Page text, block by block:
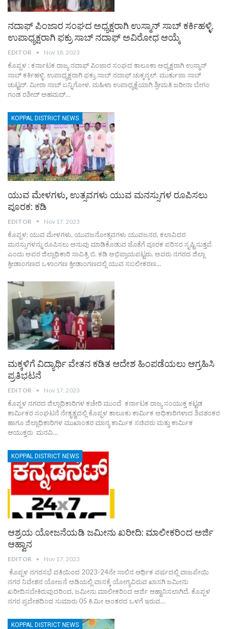
ನದಾಫ್ ಪಿಂಜಾರ ಸಂಘದ ಅಧ್ಯಕ್ಷರಾಗಿ ಉಸ್ಮಾನ್ ಸಾಬ್ ಕರ್ಕಿಹಳ್ಳಿ.
ಉಪಾಧ್ಯಕ್ಷರಾಗಿ ಫಕ್ರು ಸಾಬ್ ನದಾಫ್ ಅವಿರೋಧ ಆಯ್ಕೆ
EDITOR Nov 18, 2023
ಕೊಪ್ಪಳ : ಕರ್ನಾಟಕ ರಾಜ್ಯ ನದಾಫ್ ಪಿಂಜಾರ ಸಂಘದ ತಾಲೂಕಾ ಅಧ್ಯಕ್ಷರಾಗಿ ಉಸ್ಮಾನ್
ಸಾಬ್ ಕರ್ಕಿಹಳ್ಳಿ. ಉಪಾಧ್ಯಕ್ಷರಾಗಿ ಫಕ್ರು ಸಾಬ್ ನದಾಫ್ ಚುಕ್ಕನ್ಕಲ್. ಮುರ್ತುಜಾ ಸಾಬ್
ಚುಟ್ಟದ್. ಮೀರಾ ಸಾಬ್ ಬನ್ನಿಗೋಳ. ಮಹಿಳಾ ಉಪಾಧ್ಯಕ್ಷೆಯಾಗಿ ಶ್ರೀಮತಿ ಜರೀನಾ ಬೇಗಂ
ಗಂಡ ರಶೀದ್ ಅಹಮದ್…
KOPPAL DISTRICT NEWS
ಯುವ ಮೇಳಗಳು, ಉತ್ಸವಗಳು ಯುವ ಮನಸ್ಸುಗಳ ರೂಪಿಸಲು
ಪೂರಕ: ಕಡಿ
EDITOR Nov 17, 2023
ಕೊಪ್ಪಳ: ಯುವ ಮೇಳಗಳು, ಯುವಜನೋತ್ಸವಗಳು ಯುವಜನರ, ಕಲಾವಿದರ
ಮನಸ್ಸುಗಳನ್ನು ರೂಪಿಸಲು ಅನುವು ಮಾಡಿಕೊಡುವ ಜೊತೆಗೆ ಪೂರಕ ಪರಿಸರ ಸೃಷ್ಟಿಸುತ್ತವೆ
ಎಂದು ಅಪರ ಜಿಲ್ಲಾಧಿಕಾರಿ ಸಾವಿತ್ರಿ ಬಿ. ಕಡಿ ಅಭಿಪ್ರಾಯಪಟ್ಟರು. ಅವರು ನಗರದ ಜಿಲ್ಲಾ
ಕ್ರೀಡಾಂಗಣದ ಒಳಾಂಗಣ ಕ್ರೀಡಾಂಗಣದಲ್ಲಿ ಯುವ ಸಬಲೀಕರಣ…
ಮಕ್ಕಳಿಗೆ ವಿದ್ಯಾರ್ಥಿ ವೇತನ ಕಡಿತ ಆದೇಶ ಹಿಂಪಡೆಯಲು ಆಗ್ರಹಿಸಿ
ಪ್ರತಿಭಟನೆ
EDITOR Nov 17, 2023
ಕೊಪ್ಪಳ ನಗರದ ಜಿಲ್ಲಾಧಿಕಾರಿಗಳ ಕಚೇರಿ ಮುಂದೆ ಕರ್ನಾಟಕ ರಾಜ್ಯ ಸಂಯುಕ್ತ ಕಟ್ಟಡ
ಕಾರ್ಮಿಕರ ಸಂಘಟನೆ ನೇತೃತ್ವದಲ್ಲಿ ಕೊಪ್ಪಳ ತಾಲೂಕು ಕಾರ್ಮಿಕ ಅಧಿಕಾರಿಗಳಾದ ಶಿವಶಂಕರ
ಹಾಗೂ ಜಿಲ್ಲಾಧಿಕಾರಿಗಳ ಮುಖಾಂತರ ಮಾನ್ಯ ಕಾರ್ಮಿಕ ಸಚಿವರು ಮತ್ತು ಕಾರ್ಮಿಕ
ಆಯುಕ್ತರು ಮನವಿ…
KOPPAL DISTRICT NEWS
ಆಶ್ರಯ ಯೋಜನೆಯಡಿ ಜಮೀನು ಖರೀದಿ: ಮಾಲೀಕರಿಂದ ಅರ್ಜಿ
ಆಹ್ವಾನ
EDITOR Nov 17, 2023
ಕೊಪ್ಪಳ ನಗರಸಭೆ ವತಿಯಿಂದ 2023-24ನೇ ಸಾಲಿನ ಆರ್ಥಿಕ ವರ್ಷದಲ್ಲಿ ವಾಜಪೇಯಿ
ನಗರ ನಿವೇಶನ ಯೋಜನೆ ಅಡಿಯಲ್ಲಿ ವಾಸಕ್ಕೆ ಯೋಗ್ಯವಿರುವ ಖಾಸಗಿ ಜಮೀನು
ಖರೀದಿಸಬೇಕಿರುವುದರಿಂದ, ಜಮೀನು ಮಾಲೀಕರಿಂದ ಅರ್ಜಿ ಆಹ್ವಾನಿಸಲಾಗಿದೆ. ಕೊಪ್ಪಳ
ನಗರ ಪ್ರದೇಶದಿಂದ ಸುಮಾರು 05 ಕಿ.ಮೀ ಅಂತರದ ಒಳಗೆ ಇರುವ…
KOPPAL DISTRICT NEWS